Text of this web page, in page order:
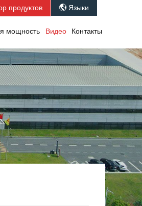
продуктов  Языки
мощность Видео Контакты